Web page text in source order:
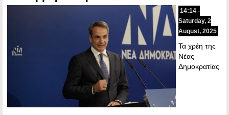
14:14 -
Saturday, 2
August, 2025
Τα χρέη της
Νέας
Δημοκρατίας